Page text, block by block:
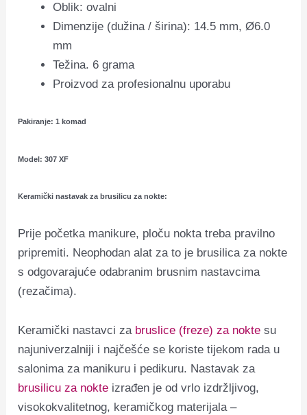
Oblik: ovalni
Dimenzije (dužina / širina): 14.5 mm, Ø6.0
mm
Težina. 6 grama
Proizvod za profesionalnu uporabu
Pakiranje: 1 komad
Model: 307 XF
Keramički nastavak za brusilicu za nokte:
Prije početka manikure, ploču nokta treba pravilno
pripremiti. Neophodan alat za to je brusilica za nokte
s odgovarajuće odabranim brusnim nastavcima
(rezačima).
Keramički nastavci za bruslice (freze) za nokte su
najuniverzalniji i najčešće se koriste tijekom rada u
salonima za manikuru i pedikuru. Nastavak za
brusilicu za nokte izrađen je od vrlo izdržljivog,
visokokvalitetnog, keramičkog materijala –